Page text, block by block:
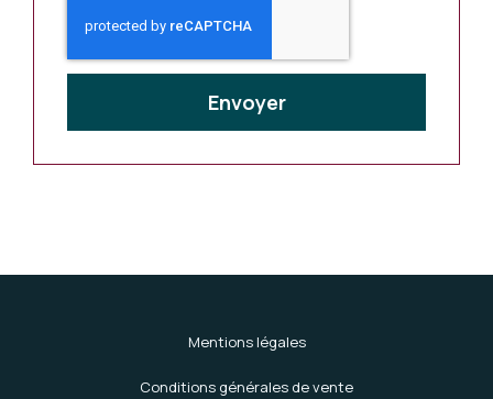
Envoyer
Mentions légales
Conditions générales de vente